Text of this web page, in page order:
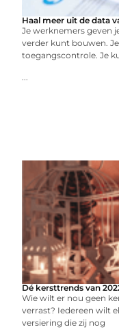
Haal meer uit de data
Je werknemers geven
verder kunt bouwen.
toegangscontrole. Je
...
Dé kersttrends van
Wie wilt er nou geen
verrast? Iedereen wilt
versiering die zij nog